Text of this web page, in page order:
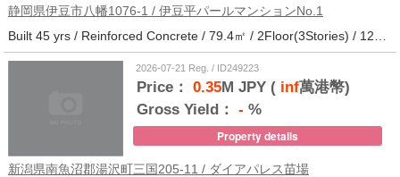
静岡県伊豆市八幡1076-1 / 伊豆平パールマンションNo.1
2026-07-21 Reg. / ID249223
Price： 0.35M JPY (inf萬港幣)
Gross Yield： - %
Property details
新潟県南魚沼郡湯沢町三国205-11 / ダイアパレス苗場